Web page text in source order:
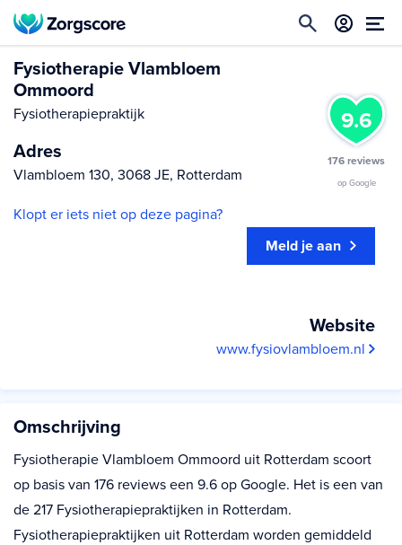
9.6
176 reviews
op Google
Fysiotherapie Vlambloem
Ommoord
Fysiotherapiepraktijk
Adres
Vlambloem 130, 3068 JE, Rotterdam
Klopt er iets niet op deze pagina?
Meld je aan
Website
www.fysiovlambloem.nl
Omschrijving
Fysiotherapie Vlambloem Ommoord uit Rotterdam scoort
op basis van 176 reviews een 9.6 op Google. Het is een van
de 217 Fysiotherapiepraktijken in Rotterdam.
Fysiotherapiepraktijken uit Rotterdam worden gemiddeld